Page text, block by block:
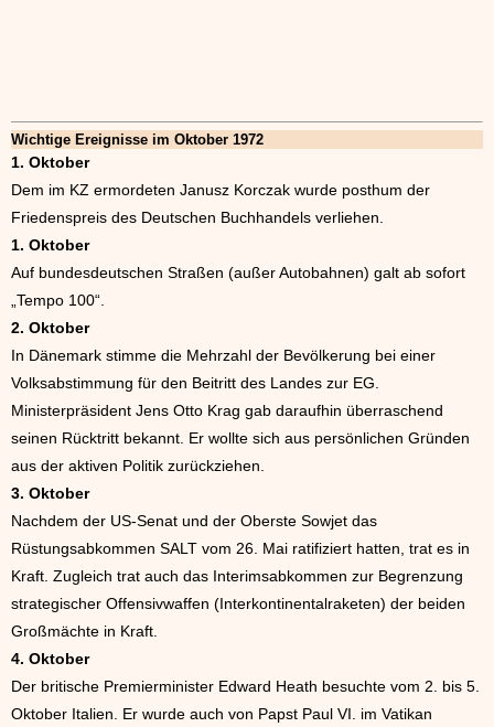
Wichtige Ereignisse im Oktober 1972
1. Oktober
Dem im KZ ermordeten Janusz Korczak wurde posthum der
Friedenspreis des Deutschen Buchhandels verliehen.
1. Oktober
Auf bundesdeutschen Straßen (außer Autobahnen) galt ab sofort
„Tempo 100“.
2. Oktober
In Dänemark stimme die Mehrzahl der Bevölkerung bei einer
Volksabstimmung für den Beitritt des Landes zur EG.
Ministerpräsident Jens Otto Krag gab daraufhin überraschend
seinen Rücktritt bekannt. Er wollte sich aus persönlichen Gründen
aus der aktiven Politik zurückziehen.
3. Oktober
Nachdem der US-Senat und der Oberste Sowjet das
Rüstungsabkommen SALT vom 26. Mai ratifiziert hatten, trat es in
Kraft. Zugleich trat auch das Interimsabkommen zur Begrenzung
strategischer Offensivwaffen (Interkontinentalraketen) der beiden
Großmächte in Kraft.
4. Oktober
Der britische Premierminister Edward Heath besuchte vom 2. bis 5.
Oktober Italien. Er wurde auch von Papst Paul VI. im Vatikan